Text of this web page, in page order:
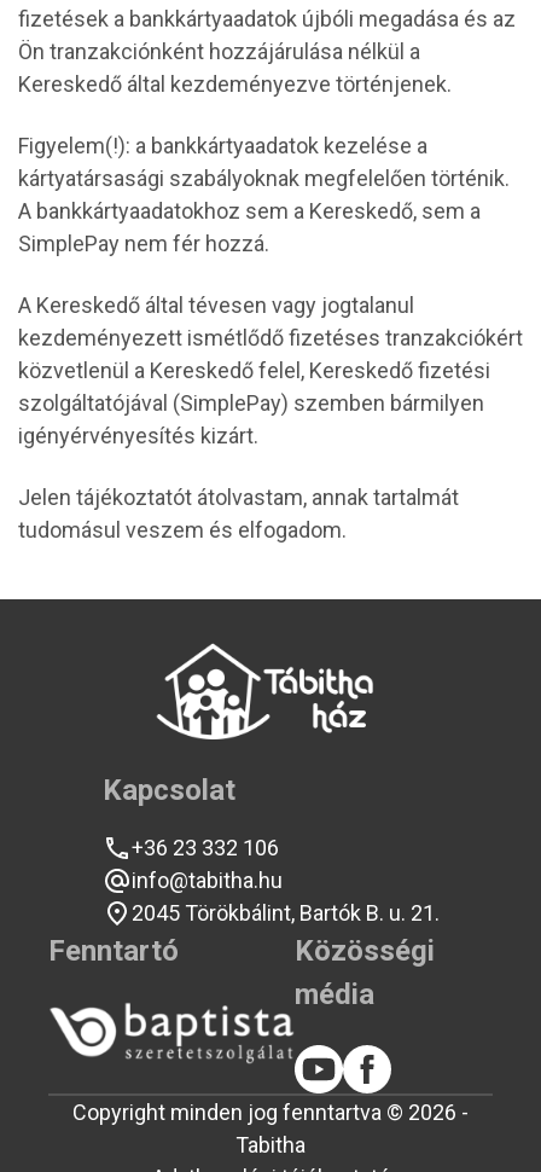
fizetések a bankkártyaadatok újbóli megadása és az
Ön tranzakciónként hozzájárulása nélkül a
Kereskedő által kezdeményezve történjenek.
Figyelem(!): a bankkártyaadatok kezelése a
kártyatársasági szabályoknak megfelelően történik.
A bankkártyaadatokhoz sem a Kereskedő, sem a
SimplePay nem fér hozzá.
A Kereskedő által tévesen vagy jogtalanul
kezdeményezett ismétlődő fizetéses tranzakciókért
közvetlenül a Kereskedő felel, Kereskedő fizetési
szolgáltatójával (SimplePay) szemben bármilyen
igényérvényesítés kizárt.
Jelen tájékoztatót átolvastam, annak tartalmát
tudomásul veszem és elfogadom.
Kapcsolat
+36 23 332 106
info@tabitha.hu
2045 Törökbálint, Bartók B. u. 21.
Fenntartó
Közösségi
média
Copyright minden jog fenntartva © 2026 -
Tabitha